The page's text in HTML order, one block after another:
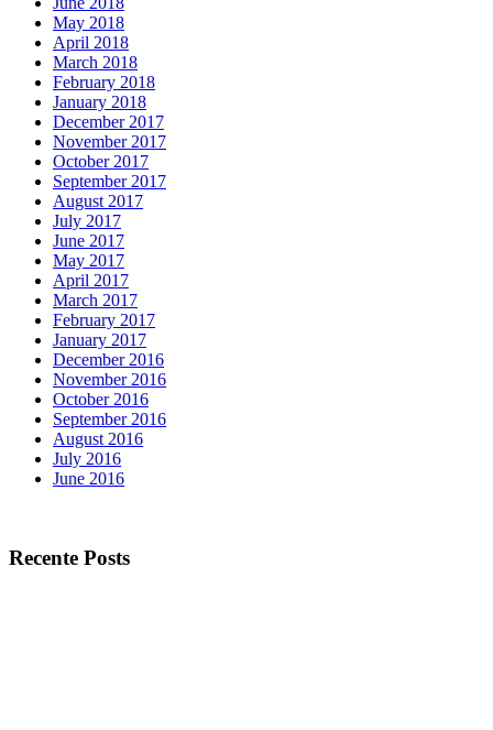
May 2018
April 2018
March 2018
February 2018
January 2018
December 2017
November 2017
October 2017
September 2017
August 2017
July 2017
June 2017
May 2017
April 2017
March 2017
February 2017
January 2017
December 2016
November 2016
October 2016
September 2016
August 2016
July 2016
June 2016
Recente Posts